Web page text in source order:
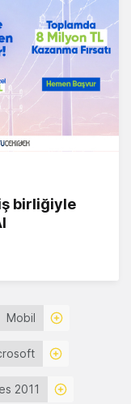
birliğiyle
Mobil
2011